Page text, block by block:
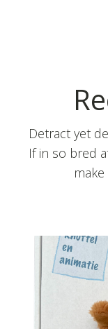
Detract yet
If in so bred